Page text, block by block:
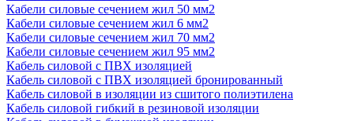
Кабели силовые сечением жил 50 мм2
Кабели силовые сечением жил 6 мм2
Кабели силовые сечением жил 70 мм2
Кабели силовые сечением жил 95 мм2
Кабель силовой с ПВХ изоляцией
Кабель силовой с ПВХ изоляцией бронированный
Кабель силовой в изоляции из сшитого полиэтилена
Кабель силовой гибкий в резиновой изоляции